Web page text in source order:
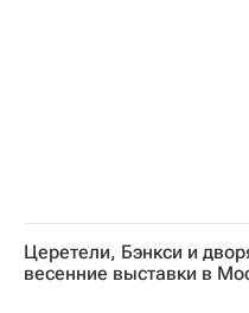
Церетели, Бэнкси и
весенние выставки в